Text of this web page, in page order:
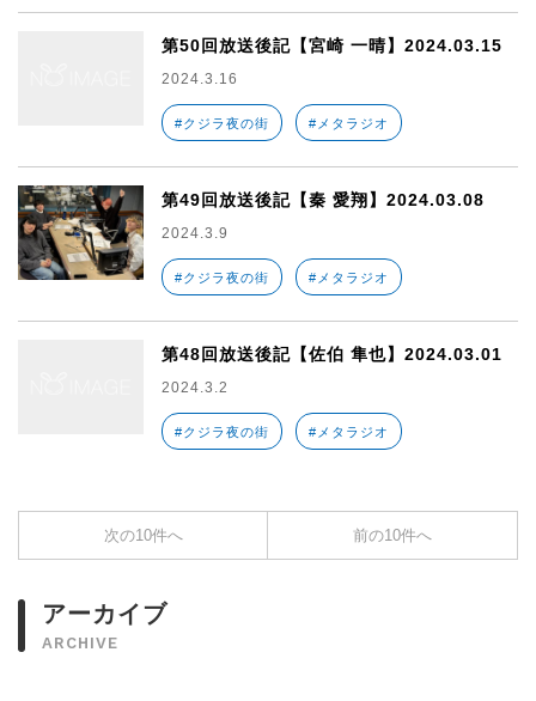
第50回放送後記【宮崎 一晴】2024.03.15
2024.3.16
#クジラ夜の街 #メタラジオ
第49回放送後記【秦 愛翔】2024.03.08
2024.3.9
#クジラ夜の街 #メタラジオ
第48回放送後記【佐伯 隼也】2024.03.01
2024.3.2
#クジラ夜の街 #メタラジオ
次の10件へ 前の10件へ
アーカイブ
ARCHIVE